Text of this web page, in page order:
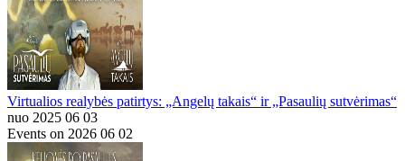
Virtualios realybės patirtys: „Angelų takais“ ir „Pasaulių sutvėrimas“
nuo 2025 06 03
Events on 2026 06 02